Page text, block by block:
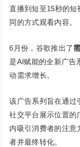
直播到短至15秒的
同的方式观看内容。
6月份，谷歌推出了
是AI赋能的全新广告
动需求增长。
该广告系列旨在通过
社交平台展示位置的
内吸引消费者的注意
者并最终转化。